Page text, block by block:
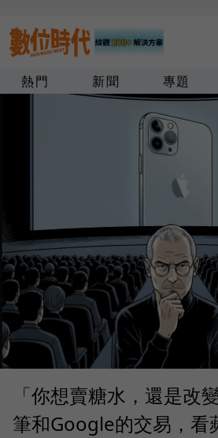
熱門 新聞 專題
「你想賣糖水，還是改
筆和Google的交易，看